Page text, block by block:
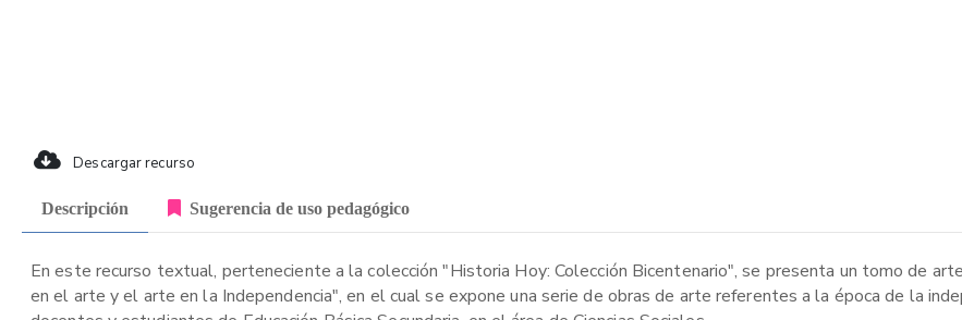
Descargar recurso
Descripción Sugerencia de uso pedagógico
En este recurso textual, perteneciente a la colección "Historia Hoy: Colección Bicentenario", se presenta un tomo de
en el arte y el arte en la Independencia", en el cual se expone una serie de obras de arte referentes a la época de la